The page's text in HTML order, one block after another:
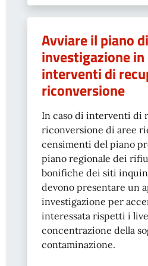
Avviare il piano di
investigazione in
interventi di
riconversione
In caso di interventi di
riconversione di aree
censimenti del piano
piano regionale dei
bonifiche dei siti
devono presentare un
investigazione per
interessata rispetti i
concentrazione della
contaminazione.